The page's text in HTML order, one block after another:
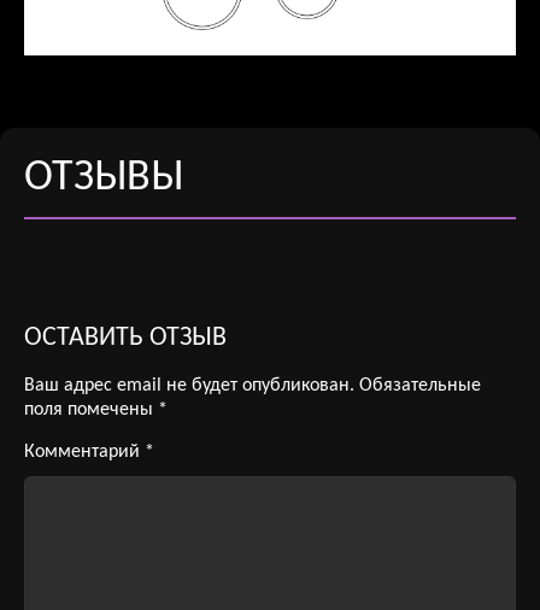
ОТЗЫВЫ
ОСТАВИТЬ ОТЗЫВ
Ваш адрес email не будет опубликован. Обязательные
поля помечены *
Комментарий *